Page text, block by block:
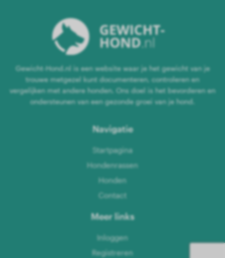
Gewicht-Hond.nl is een website waar je het gewicht van je
trouwe metgezel kunt documenteren, controleren en
vergelijken met andere honden. Ons doel is het bevorderen en
ondersteunen van een gezonde groei van je hond.
Navigatie
Startpagina
Hondenrassen
Honden
Contact
Meer links
Inloggen
Registreren